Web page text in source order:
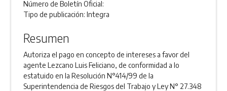
Número de Boletín Oficial:
Tipo de publicación:Integra
Resumen
Autoriza el pago en concepto de intereses a favor del
agente Lezcano Luis Feliciano, de conformidad a lo
estatuido en la Resolución N°414/99 de la
Superintendencia de Riesgos del Trabajo y Ley N° 27.348